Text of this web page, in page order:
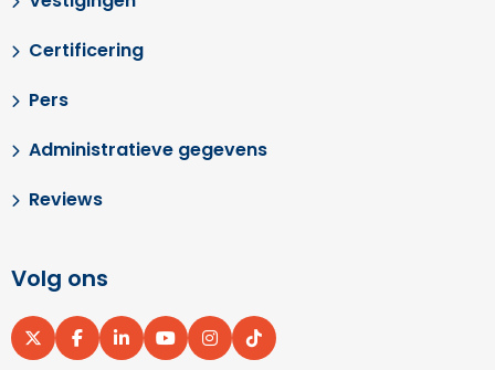
Certificering
Pers
Administratieve gegevens
Reviews
Volg ons
Ga
Ga
Ga
Ga
Ga
Ga